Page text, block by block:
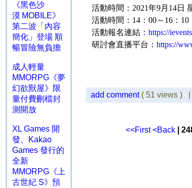
《黑色沙
漠 MOBILE》
第二波「內容
簡化」登場 順
暢冒險無負擔
成人輕量
MMORPG《夢
幻欲獸屋》限
量付費刪檔封
測開放
XL Games 開
發、Kakao
Games 發行的
全新
MMORPG《上
古世紀 S》預
活動時間： 2021年9月 14日
活動時間： 14 ： 00～ 16 ： 10
活動報名連結： https://
研討會直播平台： https://
add comment ( 51 views ) |
<<First<Back |